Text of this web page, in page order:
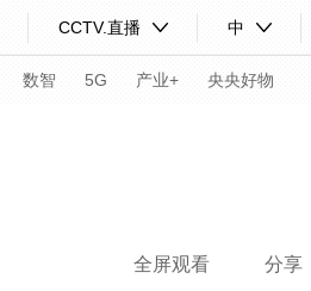
CCTV.直播 中
数智 5G 产业+ 央央好物
全屏观看 分享